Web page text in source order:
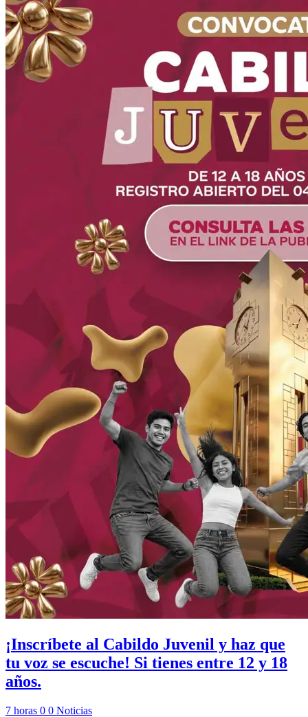
¡Inscríbete al Cabildo Juvenil y haz que
tu voz se escuche! Si tienes entre 12 y 18
años.
7 horas 0 0 Noticias